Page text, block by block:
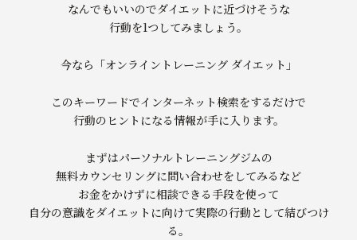
なんでもいいのでダイエットに近づけそうな
行動を1つしてみましょう。
今なら「オンライントレーニング ダイエット」
このキーワードでインターネット検索をするだけで
行動のヒントになる情報が手に入ります。
まずはパーソナルトレーニングジムの
無料カウンセリングに問い合わせをしてみるなど
お金をかけずに相談できる手段を使って
自分の意識をダイエットに向けて実際の行動として結びつけ
る。